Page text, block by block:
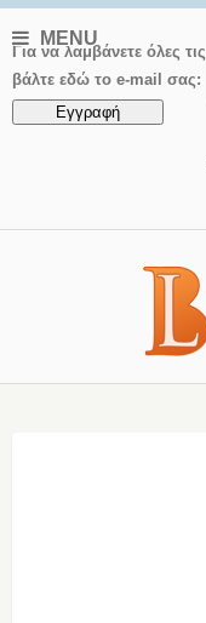
MENU
Για να λαμβάνετε όλες
βάλτε εδώ το e-mail σας: